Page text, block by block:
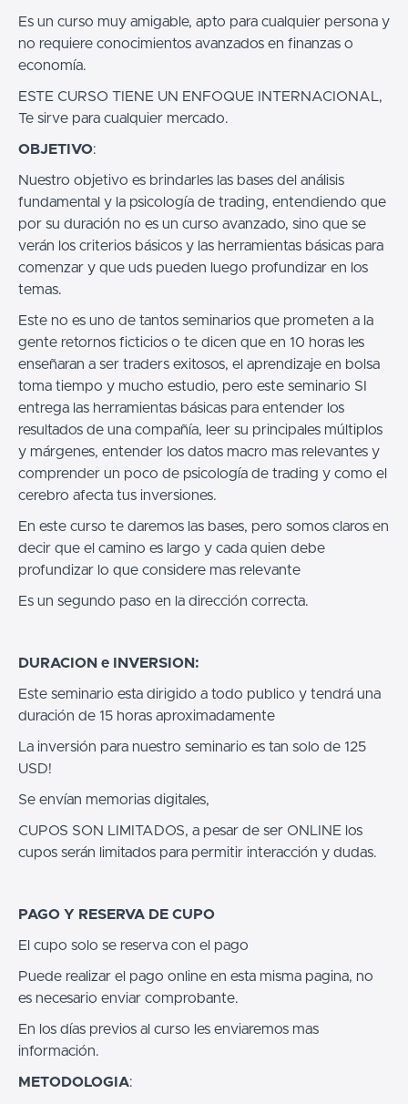
Es un curso muy amigable, apto para cualquier persona y
no requiere conocimientos avanzados en finanzas o
economía.
ESTE CURSO TIENE UN ENFOQUE INTERNACIONAL,
Te sirve para cualquier mercado.
OBJETIVO:
Nuestro objetivo es brindarles las bases del análisis
fundamental y la psicología de trading, entendiendo que
por su duración no es un curso avanzado, sino que se
verán los criterios básicos y las herramientas básicas para
comenzar y que uds pueden luego profundizar en los
temas.
Este no es uno de tantos seminarios que prometen a la
gente retornos ficticios o te dicen que en 10 horas les
enseñaran a ser traders exitosos, el aprendizaje en bolsa
toma tiempo y mucho estudio, pero este seminario SI
entrega las herramientas básicas para entender los
resultados de una compañía, leer su principales múltiplos
y márgenes, entender los datos macro mas relevantes y
comprender un poco de psicología de trading y como el
cerebro afecta tus inversiones.
En este curso te daremos las bases, pero somos claros en
decir que el camino es largo y cada quien debe
profundizar lo que considere mas relevante
Es un segundo paso en la dirección correcta.
DURACION e INVERSION:
Este seminario esta dirigido a todo publico y tendrá una
duración de 15 horas aproximadamente
La inversión para nuestro seminario es tan solo de 125
USD!
Se envían memorias digitales,
CUPOS SON LIMITADOS, a pesar de ser ONLINE los
cupos serán limitados para permitir interacción y dudas.
PAGO Y RESERVA DE CUPO
El cupo solo se reserva con el pago
Puede realizar el pago online en esta misma pagina, no
es necesario enviar comprobante.
En los días previos al curso les enviaremos mas
información.
METODOLOGIA: